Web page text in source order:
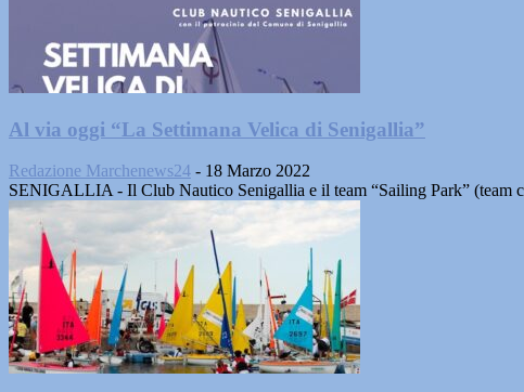
Al via oggi “La Settimana Velica di Senigallia”
Redazione Marchenews24 - 18 Marzo 2022
SENIGALLIA - Il Club Nautico Senigallia e il team “Sailing Park” (team